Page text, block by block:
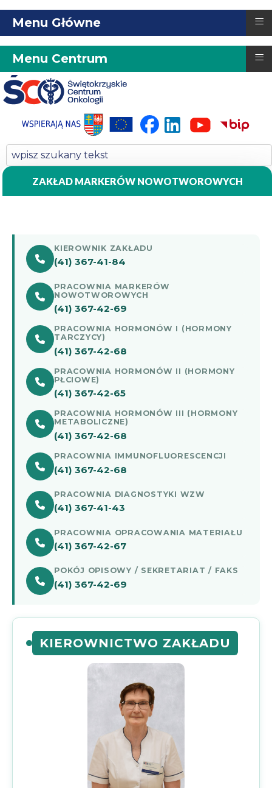
Menu Główne ≡
Menu Centrum ≡
ZAKŁAD MARKERÓW NOWOTWOROWYCH
KIEROWNIK ZAKŁADU
(41) 367-41-84
PRACOWNIA MARKERÓW
NOWOTWOROWYCH
(41) 367-42-69
PRACOWNIA HORMONÓW I (HORMONY
TARCZYCY)
(41) 367-42-68
PRACOWNIA HORMONÓW II (HORMONY
PŁCIOWE)
(41) 367-42-65
PRACOWNIA HORMONÓW III (HORMONY
METABOLICZNE)
(41) 367-42-68
PRACOWNIA IMMUNOFLUORESCENCJI
(41) 367-42-68
PRACOWNIA DIAGNOSTYKI WZW
(41) 367-41-43
PRACOWNIA OPRACOWANIA MATERIAŁU
(41) 367-42-67
POKÓJ OPISOWY / SEKRETARIAT / FAKS
(41) 367-42-69
KIEROWNICTWO ZAKŁADU